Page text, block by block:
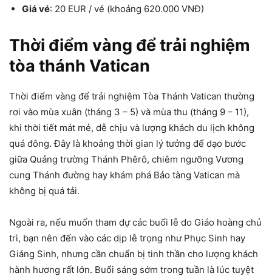
Giá vé: 20 EUR / vé (khoảng 620.000 VNĐ)
Thời điểm vàng để trải nghiệm
tòa thánh Vatican
Thời điểm vàng để trải nghiệm Tòa Thánh Vatican thường
rơi vào mùa xuân (tháng 3 – 5) và mùa thu (tháng 9 – 11),
khi thời tiết mát mẻ, dễ chịu và lượng khách du lịch không
quá đông. Đây là khoảng thời gian lý tưởng để dạo bước
giữa Quảng trường Thánh Phêrô, chiêm ngưỡng Vương
cung Thánh đường hay khám phá Bảo tàng Vatican mà
không bị quá tải.
Ngoài ra, nếu muốn tham dự các buổi lễ do Giáo hoàng chủ
trì, bạn nên đến vào các dịp lễ trọng như Phục Sinh hay
Giáng Sinh, nhưng cần chuẩn bị tinh thần cho lượng khách
hành hương rất lớn. Buổi sáng sớm trong tuần là lúc tuyệt